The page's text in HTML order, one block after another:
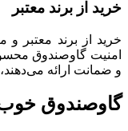
خرید از برند معتبر
خرید از برند معتبر
امنیت گاوصندوق
و ضمانت ارائه
گاوصندوق